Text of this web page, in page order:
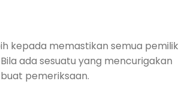
kepada memastikan semua pemilik
ada sesuatu yang mencurigakan
pemeriksaan.